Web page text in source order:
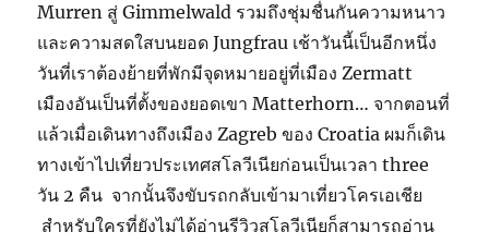
Murren สู่ Gimmelwald รวมถึงชุ่มชื่นกันความหนาว
และความสดใสบนยอด Jungfrau เช้าวันนี้เป็นอีกหนึ่ง
วันที่เราต้องย้ายที่พักมีจุดหมายอยู่ที่เมือง Zermatt
เมืองอันเป็นที่ตั้งของยอดเขา Matterhorn… จากตอนที่
แล้วเมื่อเดินทางถึงเมือง Zagreb ของ Croatia ผมก็เดิน
ทางเข้าไปเที่ยวประเทศสโลวีเนียก่อนเป็นเวลา three
วัน 2 คืน จากนั้นจึงขับรถกลับเข้ามาเที่ยวโครเอเชีย
สำหรับใครที่ยังไม่ได้อ่านรีวิวสโลวีเนียก็สามารถอ่าน